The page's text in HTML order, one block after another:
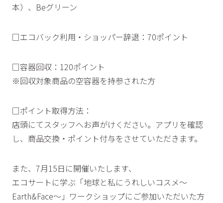
本）、Beグリーン
□エコバック利用・ショッパー辞退：70ポイント
□容器回収：120ポイント
※回収対象商品の空容器を持参された方
□ポイント取得方法：
店頭にてスタッフへお声がけください。アプリを確認
し、商品交換・ポイント付与をさせていただきます。
また、7月15日に開催いたします、
エコサートに学ぶ「地球と私にうれしいコスメ〜
Earth&Face〜」ワークショップにご参加いただいた方